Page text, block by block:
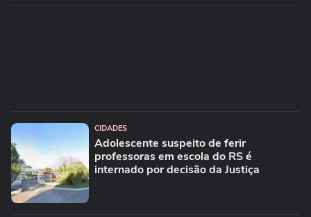
CIDADES
Adolescente suspeito de ferir
professoras em escola do RS é
internado por decisão da Justiça